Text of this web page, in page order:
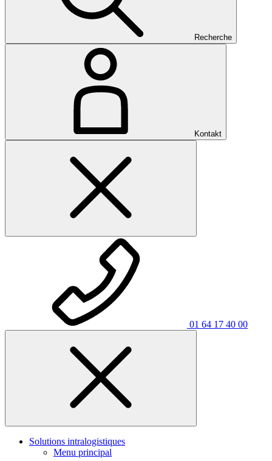
Recherche
Kontakt
01 64 17 40 00
Solutions intralogistiques
Menu principal